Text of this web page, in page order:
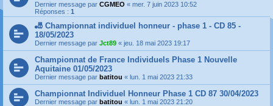
Dernier message par CGMEO « mer. 7 juin 2023 10:52
Réponses : 1
🎳 Championnat individuel honneur - phase 1 - CD 85 -
18/05/2023
Dernier message par Jct89 « jeu. 18 mai 2023 19:17
Championnat de France Individuels Phase 1 Nouvelle
Aquitaine 01/05/2023
Dernier message par batitou « lun. 1 mai 2023 21:33
Championnat Individuel Honneur Phase 1 CD 87 30/04/2023
Dernier message par batitou « lun. 1 mai 2023 21:20